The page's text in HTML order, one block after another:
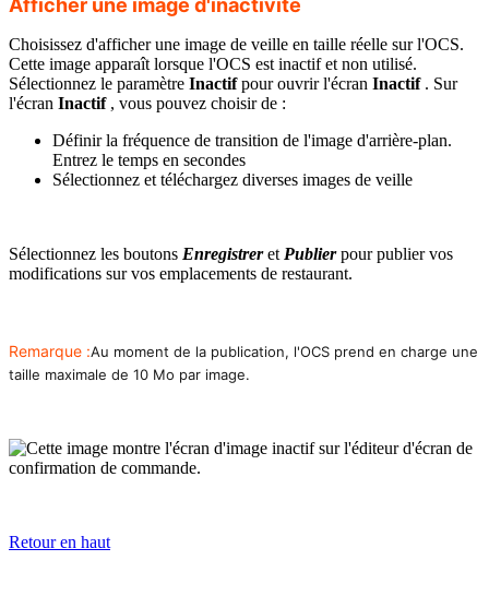
Afficher une image d'inactivité
Choisissez d'afficher une image de veille en taille réelle sur l'OCS.
Cette image apparaît lorsque l'OCS est inactif et non utilisé.
Sélectionnez le paramètre Inactifpour ouvrir l'écran Inactif . Sur
l'écran Inactif , vous pouvez choisir de :
Définir la fréquence de transition de l'image d'arrière-plan.
Entrez le temps en secondes
Sélectionnez et téléchargez diverses images de veille
Sélectionnez les boutons Enregistreret Publierpour publier vos
modifications sur vos emplacements de restaurant.
Remarque :Au moment de la publication, l'OCS prend en charge une
taille maximale de 10 Mo par image.
Retour en haut